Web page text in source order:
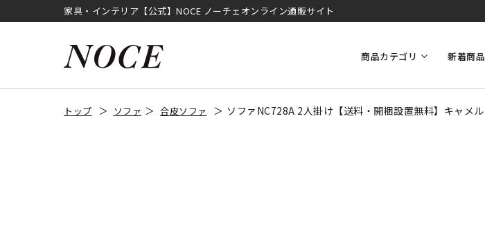
家具・インテリア【公式】NOCE ノーチェオンライン通販サイト
商品カテゴリ 新着商品
トップ ソファ 合皮ソファ ソファNC728A 2人掛け【送料・開梱設置無料】キャメル